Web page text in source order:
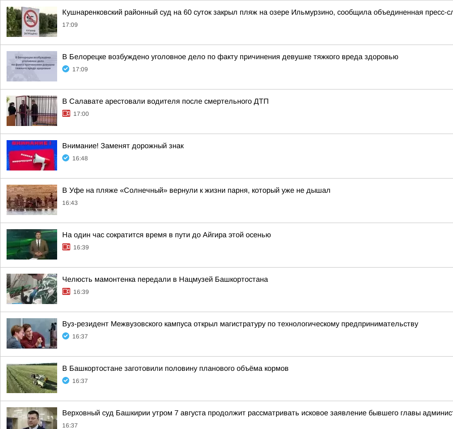
Кушнаренковский районный суд на 60 суток закрыл пляж на озере Ильмурзино, сообщила объединенная пресс-
17:09
В Белорецке возбуждено уголовное дело по факту причинения девушке тяжкого вреда здоровью
17:09
В Салавате арестовали водителя после смертельного ДТП
17:00
Внимание! Заменят дорожный знак
16:48
В Уфе на пляже «Солнечный» вернули к жизни парня, который уже не дышал
16:43
На один час сократится время в пути до Айгира этой осенью
16:39
Челюсть мамонтенка передали в Нацмузей Башкортостана
16:39
Вуз-резидент Межвузовского кампуса открыл магистратуру по технологическому предпринимательству
16:37
В Башкортостане заготовили половину планового объёма кормов
16:37
Верховный суд Башкирии утром 7 августа продолжит рассматривать исковое заявление бывшего главы
16:37